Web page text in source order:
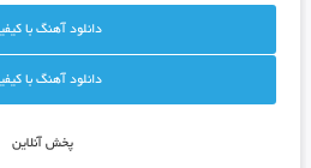
دانلود آهنگ با کيفيت
دانلود آهنگ با کيفيت
پخش آنلاين